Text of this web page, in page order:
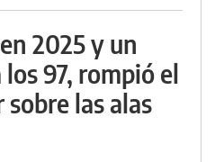
2025 y un
97, rompió el
las alas